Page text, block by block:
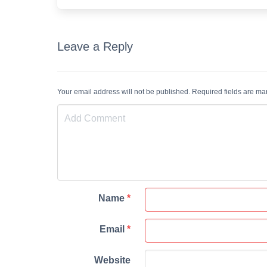
Leave a Reply
Your email address will not be published. Required fields are
Name *
Email *
Website